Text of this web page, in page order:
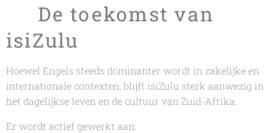
🌱 De toekomst van
isiZulu
Hoewel Engels steeds dominanter wordt in zakelijke en
internationale contexten, blijft isiZulu sterk aanwezig in
het dagelijkse leven en de cultuur van Zuid-Afrika.
Er wordt actief gewerkt aan: